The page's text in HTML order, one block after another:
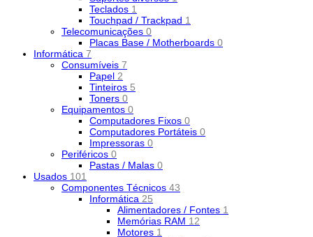
Teclados 1
Touchpad / Trackpad 1
Telecomunicações 0
Placas Base / Motherboards 0
Informática 7
Consumíveis 7
Papel 2
Tinteiros 5
Toners 0
Equipamentos 0
Computadores Fixos 0
Computadores Portáteis 0
Impressoras 0
Periféricos 0
Pastas / Malas 0
Usados 101
Componentes Técnicos 43
Informática 25
Alimentadores / Fontes 1
Memórias RAM 12
Motores 1